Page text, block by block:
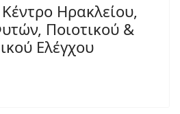
Ηρακλείου,
Ποιοτικού &
Ελέγχου